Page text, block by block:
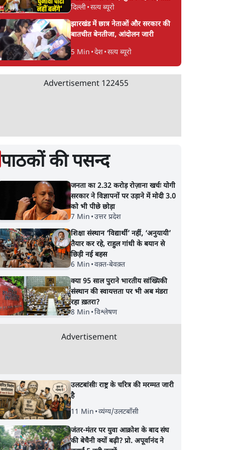
CJP!
दिल्ली•सत्य ब्यूरो
झारखंड में छात्र नेताओं और सरकार की
बातचीत बेनतीजा, आंदोलन जारी
5 Min •देश•सत्य ब्यूरो
Advertisement 122455
पाठकों की पसन्द
जनता का 2.32 करोड़ रोज़ाना खर्चः योगी
सरकार ने विज्ञापनों पर उड़ाने में मोदी 3.0
को भी पीछे छोड़ा
7 Min •उत्तर प्रदेश
शिक्षा संस्थान ‘विद्यार्थी’ नहीं, ‘अनुयायी’
तैयार कर रहे, राहुल गांधी के बयान से
छिड़ी नई बहस
6 Min •वक़्त-बेवक़्त
क्या 95 साल पुराने भारतीय सांख्यिकी
संस्थान की स्वायत्तता पर भी अब मंडरा
रहा ख़तरा?
8 Min •विश्लेषण
Advertisement
उलटबांसीः राष्ट्र के चरित्र की मरम्मत जारी
है
11 Min •व्यंग्य/उलटबाँसी
जंतर-मंतर पर युवा आक्रोश के बाद संघ
की बेचैनी क्यों बढ़ी? प्रो. अपूर्वानंद ने